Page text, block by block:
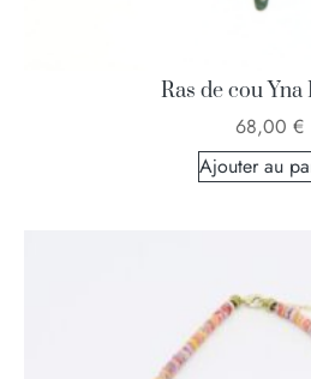
Ras de cou Yna
68,00 €
Ajouter au